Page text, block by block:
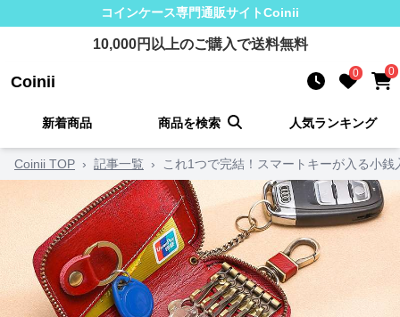
コインケース専門通販サイトCoinii
10,000円以上のご購入で送料無料
Coinii 0 0
新着商品 商品を検索 人気ランキング
Coinii TOP › 記事一覧 › これ1つで完結！スマートキーが入る小銭